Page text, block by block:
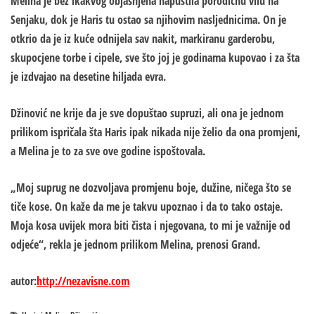
Senjaku, dok je Haris tu ostao sa njihovim nasljednicima. On je
otkrio da je iz kuće odnijela sav nakit, markiranu garderobu,
skupocjene torbe i cipele, sve što joj je godinama kupovao i za šta
je izdvajao na desetine hiljada evra.
Džinović ne krije da je sve dopuštao supruzi, ali ona je jednom
prilikom ispričala šta Haris ipak nikada nije želio da ona promjeni,
a Melina je to za sve ove godine ispoštovala.
„Moj suprug ne dozvoljava promjenu boje, dužine, ničega što se
tiče kose. On kaže da me je takvu upoznao i da to tako ostaje.
Moja kosa uvijek mora biti čista i njegovana, to mi je važnije od
odjeće“, rekla je jednom prilikom Melina, prenosi Grand.
autor:http://nezavisne.com